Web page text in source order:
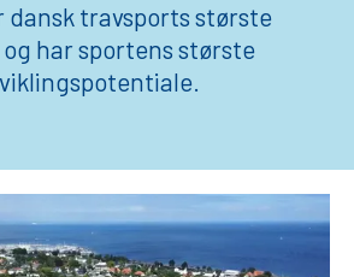
dansk travsports største
har sportens største